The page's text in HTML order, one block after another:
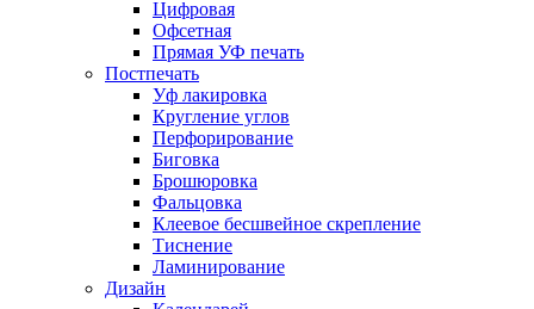
Цифровая
Офсетная
Прямая УФ печать
Постпечать
Уф лакировка
Кругление углов
Перфорирование
Биговка
Брошюровка
Фальцовка
Клеевое бесшвейное скрепление
Тиснение
Ламинирование
Дизайн